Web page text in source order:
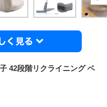
42段階リクライニング ベ